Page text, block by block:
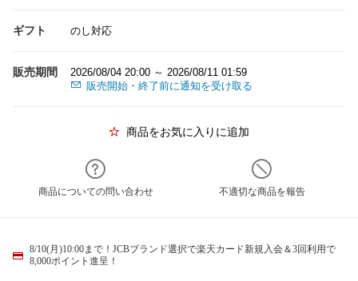
ギフト のし対応
販売期間
2026/08/04 20:00 ～ 2026/08/11 01:59
販売開始・終了前に通知を受け取る
商品をお気に入りに追加
商品についての問い合わせ 不適切な商品を報告
8/10(月)10:00まで！JCBブランド選択で楽天カード新規入会＆3回利用で
8,000ポイント進呈！